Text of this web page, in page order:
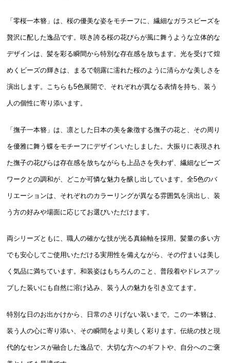
「零桜一本簪」は、桜の優美な姿をモチーフに、繊細なガラスビーズを
贅沢に配した逸品です。咲き誇る桜の花びらが風に舞うような立体的な
デザインは、髪を彩る瞬間から特別な存在感を放ちます。光を受けて煌
めくビーズの輝きは、まるで朝露に濡れた桜のように清らかな美しさを
演出します。こちらも5色展開で、それぞれが異なる表情を持ち、装う
人の個性に寄り添います。
「撫子一本簪」は、凛とした日本の美を象徴する撫子の花と、その周り
を優雅に舞う蝶をモチーフにデザインいたしました。大振りに表現され
た撫子の花びらは存在感を放ちながらも上品さを失わず、繊細なビーズ
ワークとの調和が、どこか可憐な魅力を醸し出しています。全5色のバ
リエーションは、それぞれのカラーリングが異なる雰囲気を演出し、装
う方の好みや場面に応じてお選びいただけます。
両シリーズともに、職人の確かな技が光る真鍮軸を採用。髪量の多い方
でも安心してご使用いただける実用性を備えながら、その佇まいは美し
く気品に満ちています。和装姿はもちろんのこと、普段着やドレスアッ
プした装いにも自然に溶け込み、装う人の魅力を引き立てます。
特別な日のお出かけから、日常のさりげない装いまで。この一本簪は、
装う人の心に寄り添い、その瞬間をより美しく彩ります。伝統の技と現
代的なセンスが融合した逸品で、大切な方へのギフトや、自分へのご褒